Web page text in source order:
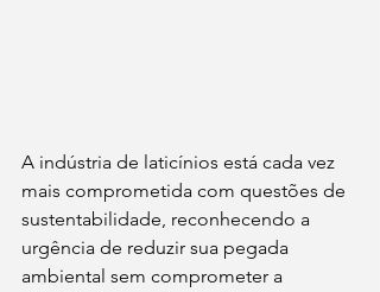
A indústria de laticínios está cada vez
mais comprometida com questões de
sustentabilidade, reconhecendo a
urgência de reduzir sua pegada
ambiental sem comprometer a